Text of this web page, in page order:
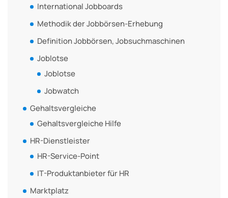
International Jobboards
Methodik der Jobbörsen-Erhebung
Definition Jobbörsen, Jobsuchmaschinen
Joblotse
Joblotse
Jobwatch
Gehaltsvergleiche
Gehaltsvergleiche Hilfe
HR-Dienstleister
HR-Service-Point
IT-Produktanbieter für HR
Marktplatz